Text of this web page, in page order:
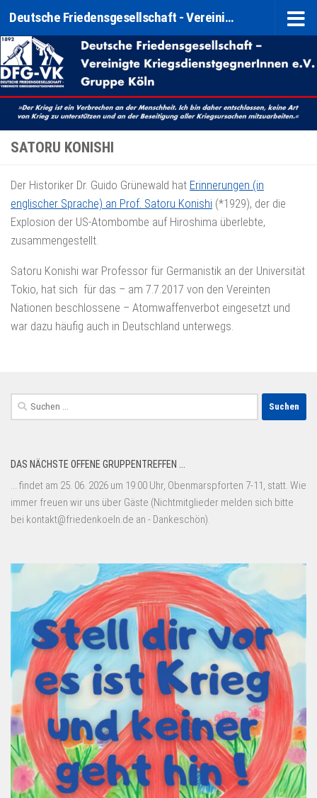
Zum Inhalt springen Deutsche Friedensgesellschaft - Vereinigte KriegsdienstgegnerInnen e. V. (DFG-VK) Gruppe Köln
SATORU KONISHI
Der Historiker Dr. Guido Grünewald hat Erinnerungen (in
englischer Sprache) an Prof. Satoru Konishi (*1929), der die
Explosion der US-Atombombe auf Hiroshima überlebte,
zusammengestellt.
Satoru Konishi war Professor für Germanistik an der Universität
Tokio, hat sich für das – am 7.7.2017 von den Vereinten
Nationen beschlossene – Atomwaffenverbot eingesetzt und
war dazu häufig auch in Deutschland unterwegs.
Suchen
nach:
DAS NÄCHSTE OFFENE GRUPPENTREFFEN ...
... findet am 25. 06. 2026 um 19:00 Uhr, Obenmarspforten 7-11, statt. Wie
immer freuen wir uns über Gäste (Nichtmitglieder melden sich bitte
bei kontakt@friedenkoeln.de an - Dankeschön).